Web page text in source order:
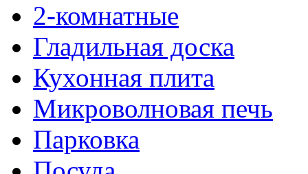
2-комнатные
Гладильная доска
Кухонная плита
Микроволновая печь
Парковка